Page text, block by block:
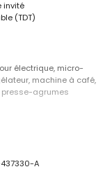
invité
(TDT)
électrique, micro-
machine à café,
presse-agrumes
douche et toilette
A